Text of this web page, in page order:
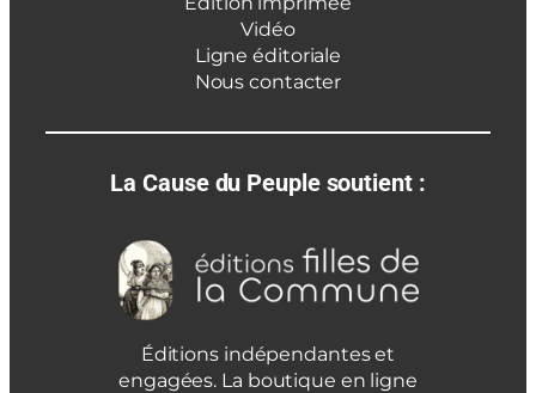
Vidéo
Ligne éditoriale
Nous contacter
La Cause du Peuple soutient :
Éditions indépendantes et
engagées. La boutique en ligne